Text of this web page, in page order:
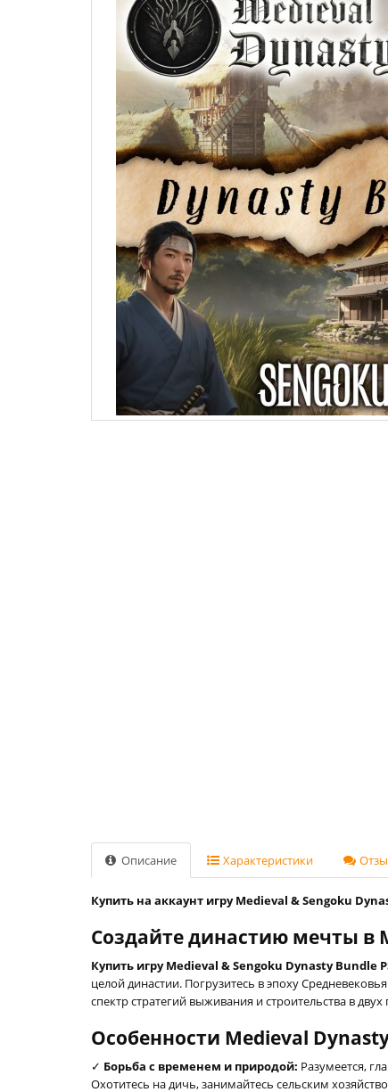
Описание Характеристики
Купить на аккаунт игру Medieval & Sengoku
Создайте династию мечты в
Купить игру Medieval & Sengoku Dynasty Bundle
целой династии. Погрузитесь в эпоху
спектр стратегий выживания и строительства в
Особенности Medieval
✓ Борьба с временем и природой: Разумеется,
Охотитесь на дичь, занимайтесь сельским